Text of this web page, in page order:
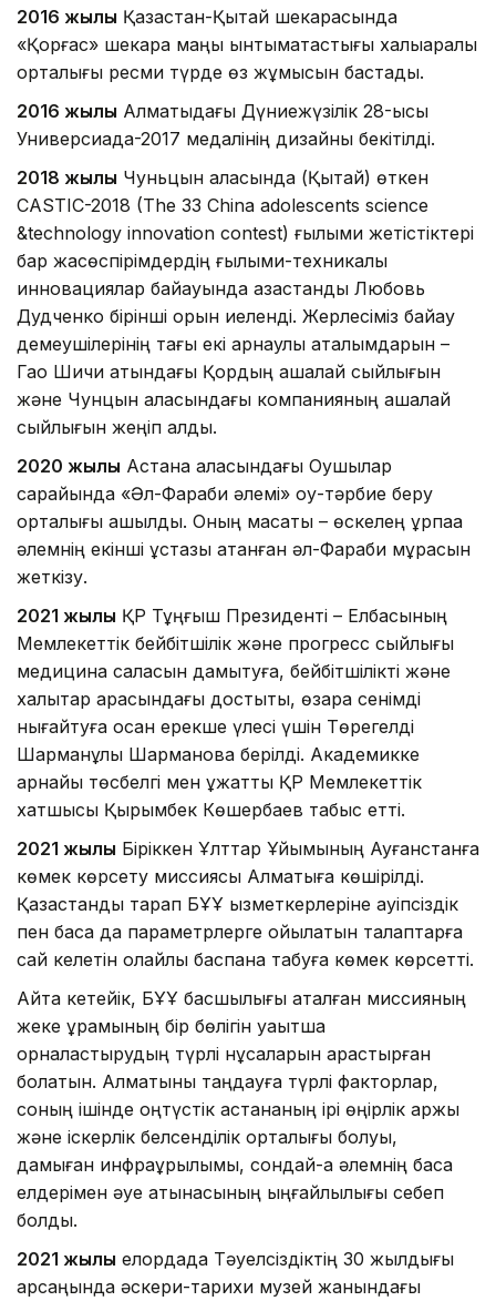
2016 жылы Қазақстан-Қытай шекарасында
«Қорғас» шекара маңы ынтымақтастығы халықаралық
орталығы ресми түрде өз жұмысын бастады.
2016 жылы Алматыдағы Дүниежүзілік 28-қысқы
Универсиада-2017 медалінің дизайны бекітілді.
2018 жылы Чуньцын қаласында (Қытай) өткен
CASTIC-2018 (The 33 China adolescents science
&technology innovation contest) ғылыми жетістіктері
бар жасөспірімдердің ғылыми-техникалық
инновациялар байқауында қазақстандық Любовь
Дудченко бірінші орын иеленді. Жерлесіміз байқау
демеушілерінің тағы екі арнаулы аталымдарын –
Гао Шичи атындағы Қордың ақшалай сыйлығын
және Чунцын қаласындағы компанияның ақшалай
сыйлығын жеңіп алды.
2020 жылы Астана қаласындағы Оқушылар
сарайында «Әл-Фараби әлемі» оқу-тәрбие беру
орталығы ашылды. Оның мақсаты – өскелең ұрпаққа
әлемнің екінші ұстазы атанған әл-Фараби мұрасын
жеткізу.
2021 жылы ҚР Тұңғыш Президенті – Елбасының
Мемлекеттік бейбітшілік және прогресс сыйлығы
медицина саласын дамытуға, бейбітшілікті және
халықтар арасындағы достықты, өзара сенімді
нығайтуға қосқан ерекше үлесі үшін Төрегелді
Шарманұлы Шармановқа берілді. Академикке
арнайы төсбелгі мен құжатты ҚР Мемлекеттік
хатшысы Қырымбек Көшербаев табыс етті.
2021 жылы Біріккен Ұлттар Ұйымының Ауғанстанға
көмек көрсету миссиясы Алматыға көшірілді.
Қазақстандық тарап БҰҰ қызметкерлеріне қауіпсіздік
пен басқа да параметрлерге қойылатын талаптарға
сай келетін қолайлы баспана табуға көмек көрсетті.
Айта кетейік, БҰҰ басшылығы аталған миссияның
жеке құрамының бір бөлігін уақытша
орналастырудың түрлі нұсқаларын қарастырған
болатын. Алматыны таңдауға түрлі факторлар,
соның ішінде оңтүстік астананың ірі өңірлік қаржы
және іскерлік белсенділік орталығы болуы,
дамыған инфрақұрылымы, сондай-ақ әлемнің басқа
елдерімен әуе қатынасының ыңғайлылығы себеп
болды.
2021 жылы елордада Тәуелсіздіктің 30 жылдығы
қарсаңында әскери-тарихи музей жанындағы